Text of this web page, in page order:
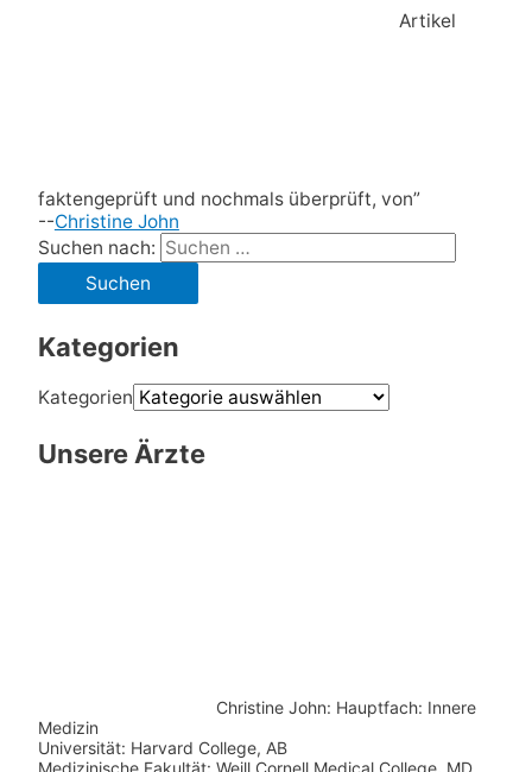
Artikel
faktengeprüft und nochmals überprüft, von”
--Christine John
Suchen nach:
Kategorien
Kategorien
Unsere Ärzte
Christine John: Hauptfach: Innere
Medizin
Universität: Harvard College, AB